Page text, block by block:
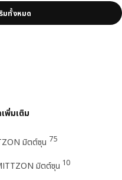
มทั้งหมด
พิ่มเติม
มิตต์ซุน 75
มิตต์ซุน 10